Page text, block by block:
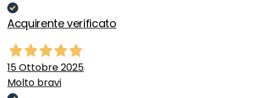
Acquirente verificato
15 Ottobre 2025
Molto bravi